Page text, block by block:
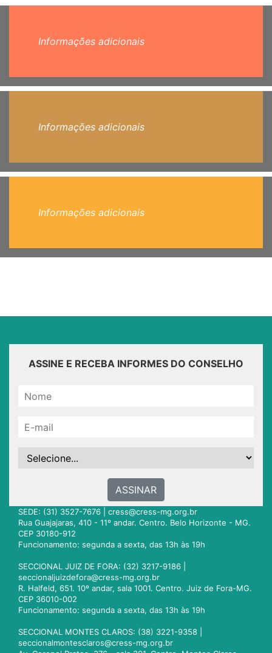
Informações adicionais
Informações adicionais
Informações adicionais
ASSINE E RECEBA INFORMES DO CONSELHO
ASSINAR
SEDE: (31) 3527-7676 | cress@cress-mg.org.br
Rua Guajajaras, 410 - 11º andar. Centro. Belo Horizonte - MG.
CEP 30180-912
Funcionamento: segunda a sexta, das 13h às 19h
SECCIONAL JUIZ DE FORA: (32) 3217-9186 |
seccionaljuizdefora@cress-mg.org.br
R. Halfeld, 651. 10º andar, sala 1001. Centro. Juiz de Fora-MG.
CEP 36010-002
Funcionamento: segunda a sexta, das 13h às 19h
SECCIONAL MONTES CLAROS: (38) 3221-9358 |
seccionalmontesclaros@cress-mg.org.br